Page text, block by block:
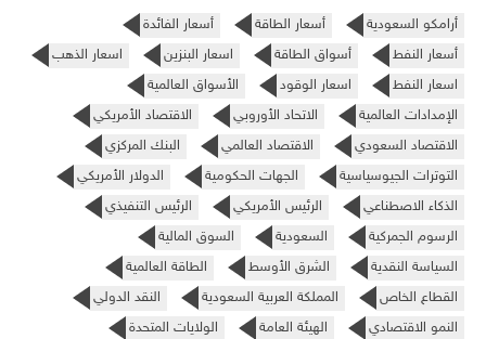
أرامكو السعودية أسعار الطاقة
أسعار الفائدة
أسعار النفط
أسواق الطاقة اسعار البنزين
اسعار الذهب
اسعار النفط
اسعار الوقود
الأسواق العالمية
الإمدادات العالمية
الاتحاد الأوروبي
الاقتصاد الأمريكي
الاقتصاد السعودي
الاقتصاد العالمي
البنك المركزي
التوترات الجيوسياسية
الجهات الحكومية
الدولار الأمريكي
الذكاء الاصطناعي
الرئيس الأمريكي
الرئيس التنفيذي
الرسوم الجمركية
السعودية
السوق المالية
السياسة النقدية
الشرق الأوسط
الطاقة العالمية
القطاع الخاص
المملكة العربية السعودية
النقد الدولي
النمو الاقتصادي
الهيئة العامة الولايات المتحدة